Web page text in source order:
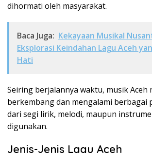
dihormati oleh masyarakat.
Baca Juga: Kekayaan Musikal
Eksplorasi Keindahan Lagu Aceh
Hati
Seiring berjalannya waktu, musik Aceh
berkembang dan mengalami berbagai
dari segi lirik, melodi, maupun
digunakan.
Jenis-Jenis Lagu Aceh